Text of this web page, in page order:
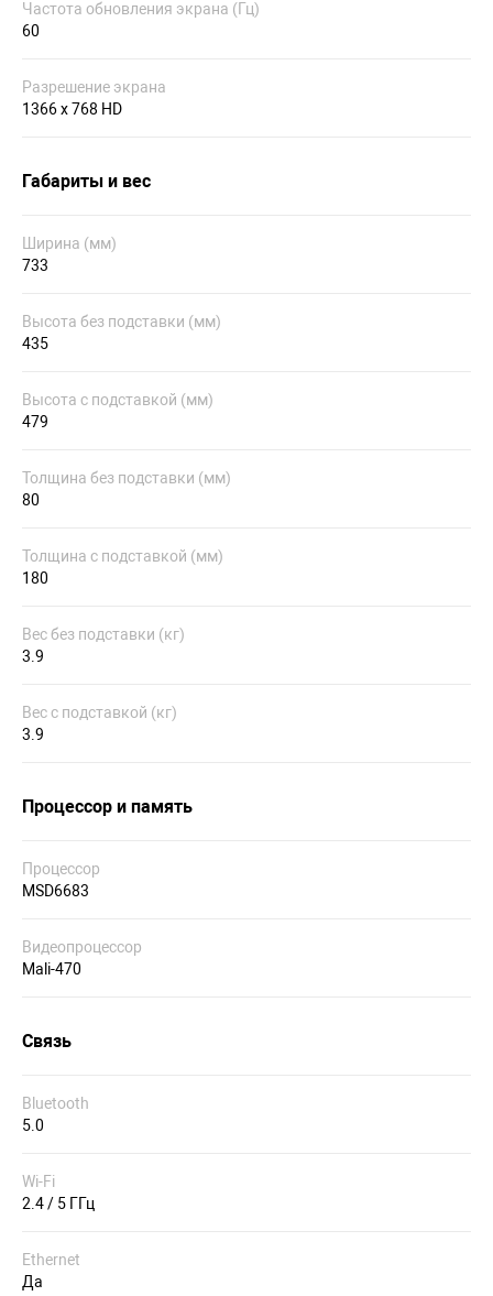
Частота обновления экрана (Гц)
60
Разрешение экрана
1366 x 768 HD
Габариты и вес
Ширина (мм)
733
Высота без подставки (мм)
435
Высота с подставкой (мм)
479
Толщина без подставки (мм)
80
Толщина с подставкой (мм)
180
Вес без подставки (кг)
3.9
Вес с подставкой (кг)
3.9
Процессор и память
Процессор
MSD6683
Видеопроцессор
Mali-470
Связь
Bluetooth
5.0
Wi-Fi
2.4 / 5 ГГц
Ethernet
Да